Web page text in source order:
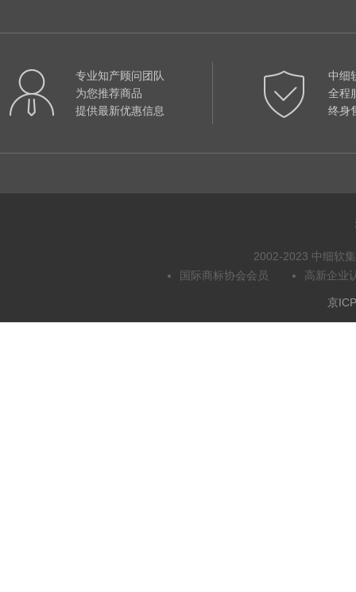
专业知产顾问团队
为您推荐商品
提供最新优惠信息
中细
全程
终身
2002-2023 中细软
国际商标协会会员
高新企业
京